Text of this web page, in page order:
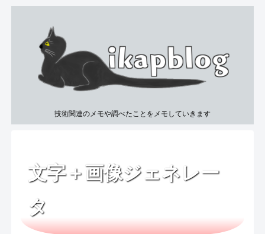
技術関連のメモや調べたことをメモしていきます
文字＋画像ジェネレー
タ